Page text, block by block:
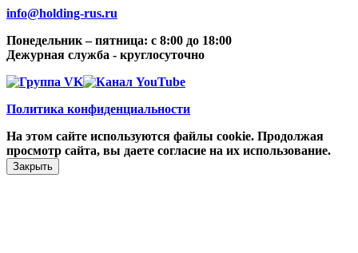
info@holding-rus.ru
Понедельник – пятница: с 8:00 до 18:00
Дежурная служба - круглосуточно
Политика конфиденциальности
На этом сайте используются файлы cookie. Продолжая
просмотр сайта, вы даете согласие на их использование.
Закрыть